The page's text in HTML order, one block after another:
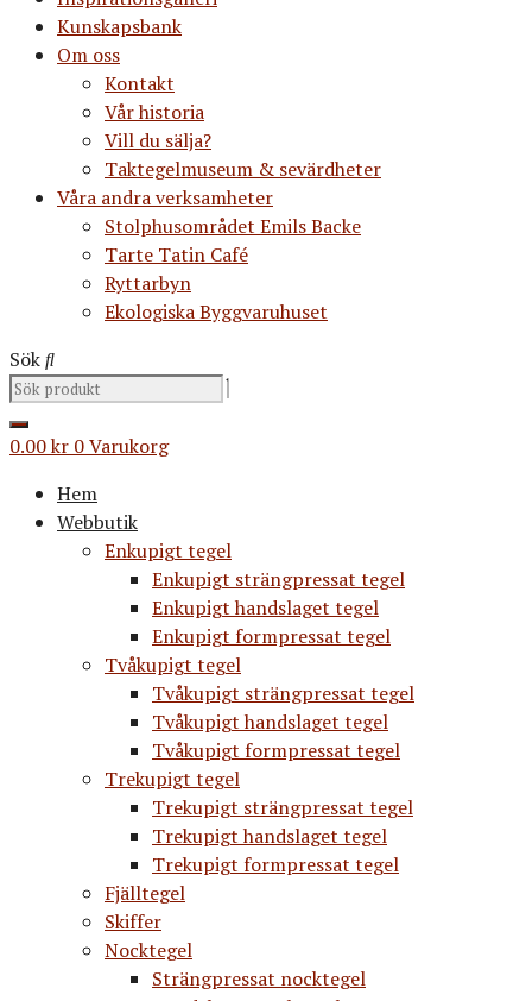
Kunskapsbank
Om oss
Kontakt
Vår historia
Vill du sälja?
Taktegelmuseum & sevärdheter
Våra andra verksamheter
Stolphusområdet Emils Backe
Tarte Tatin Café
Ryttarbyn
Ekologiska Byggvaruhuset
Sök
0.00kr 0Varukorg
Hem
Webbutik
Enkupigt tegel
Enkupigt strängpressat tegel
Enkupigt handslaget tegel
Enkupigt formpressat tegel
Tvåkupigt tegel
Tvåkupigt strängpressat tegel
Tvåkupigt handslaget tegel
Tvåkupigt formpressat tegel
Trekupigt tegel
Trekupigt strängpressat tegel
Trekupigt handslaget tegel
Trekupigt formpressat tegel
Fjälltegel
Skiffer
Nocktegel
Strängpressat nocktegel